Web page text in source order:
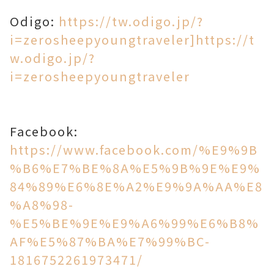
Odigo: https://tw.odigo.jp/?
i=zerosheepyoungtraveler]https://t
w.odigo.jp/?
i=zerosheepyoungtraveler
Facebook:
https://www.facebook.com/%E9%9B
%B6%E7%BE%8A%E5%9B%9E%E9%
84%89%E6%8E%A2%E9%9A%AA%E8
%A8%98-
%E5%BE%9E%E9%A6%99%E6%B8%
AF%E5%87%BA%E7%99%BC-
1816752261973471/